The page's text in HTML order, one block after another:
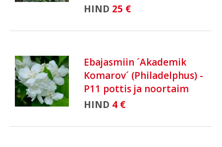
HIND 25 €
Ebajasmiin ´Akademik
Komarov´ (Philadelphus) -
P11 pottis ja noortaim
HIND 4 €